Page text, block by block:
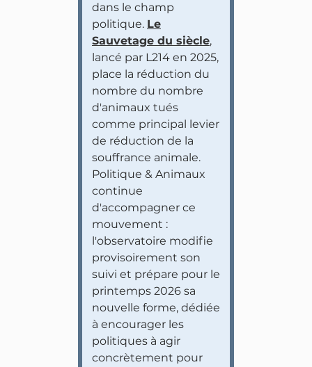
dans le champ
politique. Le
Sauvetage du siècle,
lancé par L214 en 2025,
place la réduction du
nombre du nombre
d'animaux tués
comme principal levier
de réduction de la
souffrance animale.
Politique & Animaux
continue
d'accompagner ce
mouvement :
l'observatoire modifie
provisoirement son
suivi et prépare pour le
printemps 2026 sa
nouvelle forme, dédiée
à encourager les
politiques à agir
concrètement pour